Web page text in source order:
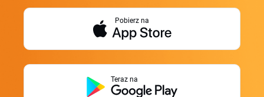
Pobierz na
Teraz na